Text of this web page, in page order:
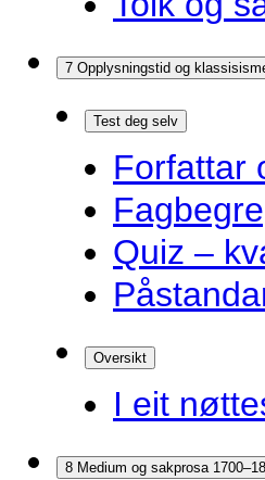
7 Opplysningstid og
Test deg selv
Forfattar
Quiz –
Oversikt
I eit
8 Medium og sakprosa